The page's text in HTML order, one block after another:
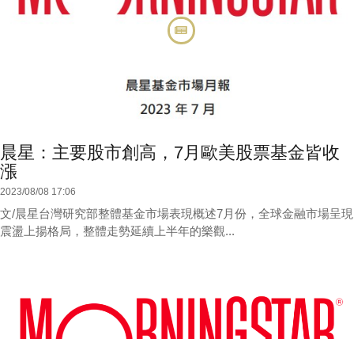
晨星：主要股市創高，7月歐美股票基金皆收
漲
2023/08/08 17:06
文/晨星台灣研究部整體基金市場表現概述7月份，全球金融市場呈現
震盪上揚格局，整體走勢延續上半年的樂觀...